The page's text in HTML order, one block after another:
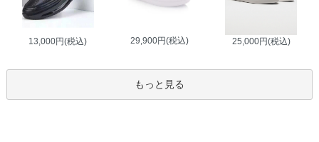
13,000円(税込) 29,900円(税込) 25,000円(税込)
もっと見る